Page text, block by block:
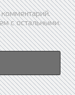
с остальными.